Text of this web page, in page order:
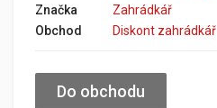
Značka
Zahrádkář
Obchod
Diskont zahrádkář
Do obchodu